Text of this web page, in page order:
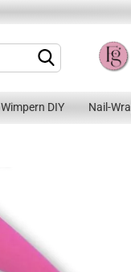
Wimpern DIY Nail-